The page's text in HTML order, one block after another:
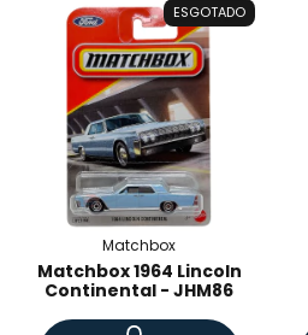
ESGOTADO
Matchbox
Matchbox 1964 Lincoln
Continental - JHM86